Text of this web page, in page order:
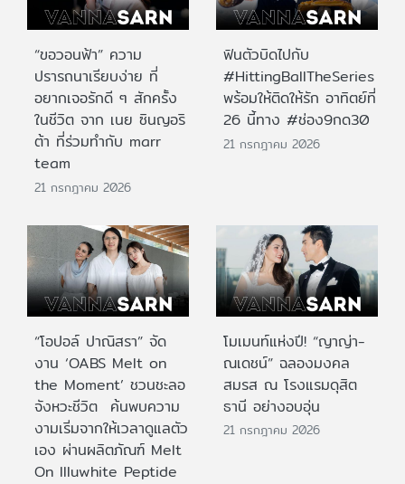
“ขอวอนฟ้า” ความ
ปรารถนาเรียบง่าย ที่
อยากเจอรักดี ๆ สักครั้ง
ในชีวิต จาก เนย ซินญอริ
ต้า ที่ร่วมทำกับ marr
team
21 กรกฎาคม 2026
ฟินตัวบิดไปกับ
#HittingBallTheSeries
พร้อมให้ติดให้รัก อาทิตย์ที่
26 นี้ทาง #ช่อง9กด30
21 กรกฎาคม 2026
“โอปอล์ ปาณิสรา” จัด
งาน ‘OABS Melt on
the Moment’ ชวนชะลอ
จังหวะชีวิต ค้นพบความ
งามเริ่มจากให้เวลาดูแลตัว
เอง ผ่านผลิตภัณฑ์ Melt
On Illuwhite Peptide
โมเมนท์แห่งปี! “ญาญ่า-
ณเดชน์” ฉลองมงคล
สมรส ณ โรงแรมดุสิต
ธานี อย่างอบอุ่น
21 กรกฎาคม 2026